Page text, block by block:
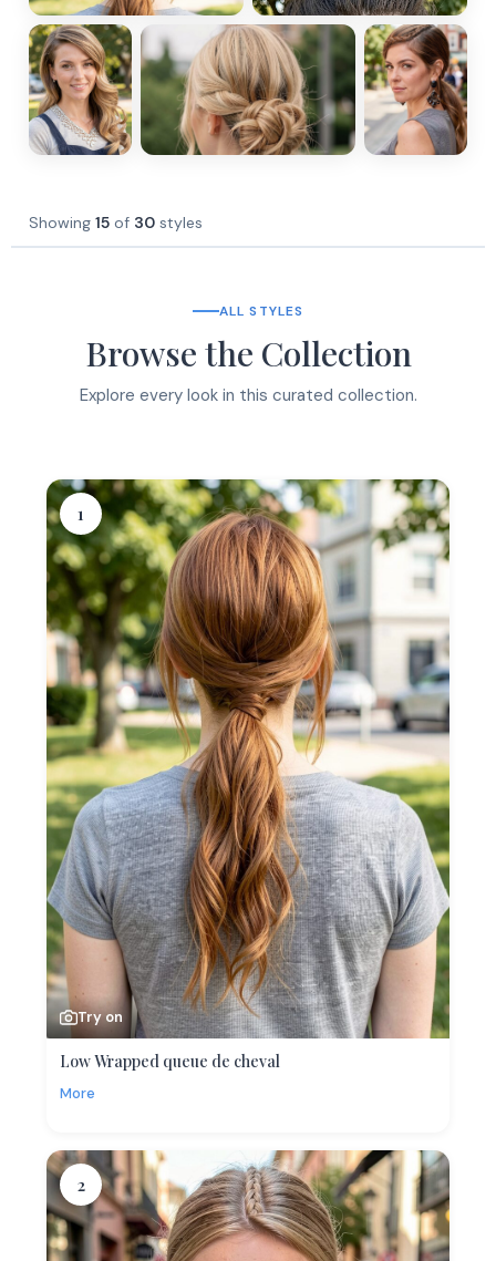
Showing 15 of 30 styles
ALL STYLES
Browse the Collection
Explore every look in this curated collection.
1
Try on
Low Wrapped queue de cheval
More
2